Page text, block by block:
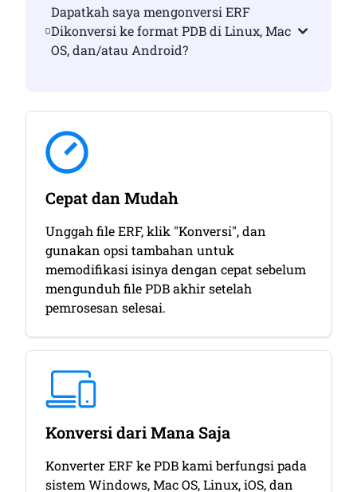
Dapatkah saya mengonversi ERF
Dikonversi ke format PDB di Linux, Mac
OS, dan/atau Android?
Cepat dan Mudah
Unggah file ERF, klik "Konversi", dan
gunakan opsi tambahan untuk
memodifikasi isinya dengan cepat sebelum
mengunduh file PDB akhir setelah
pemrosesan selesai.
Konversi dari Mana Saja
Konverter ERF ke PDB kami berfungsi pada
sistem Windows, Mac OS, Linux, iOS, dan